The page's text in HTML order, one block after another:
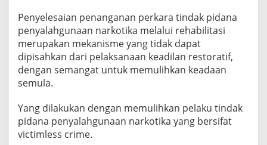
Penyelesaian penanganan perkara tindak pidana
penyalahgunaan narkotika melalui rehabilitasi
merupakan mekanisme yang tidak dapat
dipisahkan dari pelaksanaan keadilan restoratif,
dengan semangat untuk memulihkan keadaan
semula.
Yang dilakukan dengan memulihkan pelaku tindak
pidana penyalahgunaan narkotika yang bersifat
victimless crime.